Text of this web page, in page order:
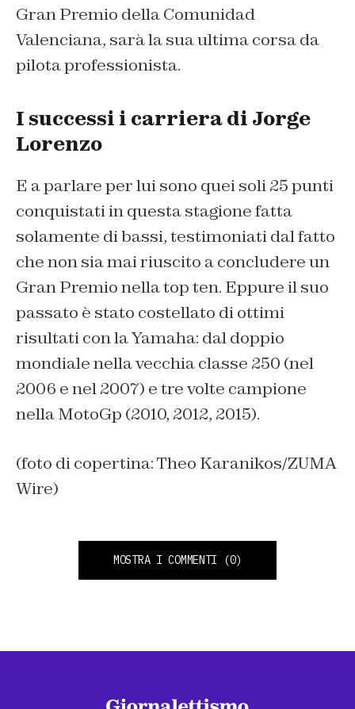
Gran Premio della Comunidad
Valenciana, sarà la sua ultima corsa da
pilota professionista.
I successi i carriera di Jorge
Lorenzo
E a parlare per lui sono quei soli 25 punti
conquistati in questa stagione fatta
solamente di bassi, testimoniati dal fatto
che non sia mai riuscito a concludere un
Gran Premio nella top ten. Eppure il suo
passato è stato costellato di ottimi
risultati con la Yamaha: dal doppio
mondiale nella vecchia classe 250 (nel
2006 e nel 2007) e tre volte campione
nella MotoGp (2010, 2012, 2015).
(foto di copertina: Theo Karanikos/ZUMA
Wire)
MOSTRA I COMMENTI (0)